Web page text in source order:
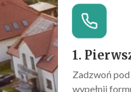
1.
Zadzwoń
wypełnij